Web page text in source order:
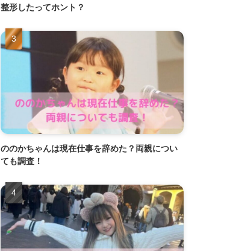
整形したってホント？
ののかちゃんは現在仕事を辞めた？両親につい
ても調査！